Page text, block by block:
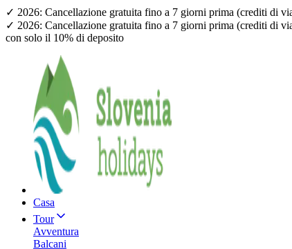
✓ 2026: Cancellazione gratuita fino a 7 giorni prima (crediti di
✓ 2026: Cancellazione gratuita fino a 7 giorni prima (crediti di
con solo il 10% di deposito
Casa
Tour
Avventura
Balcani